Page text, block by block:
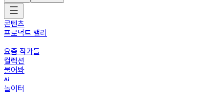
콘텐츠
프로덕트 밸리
요즘 작가들
컬렉션
물어봐
놀이터